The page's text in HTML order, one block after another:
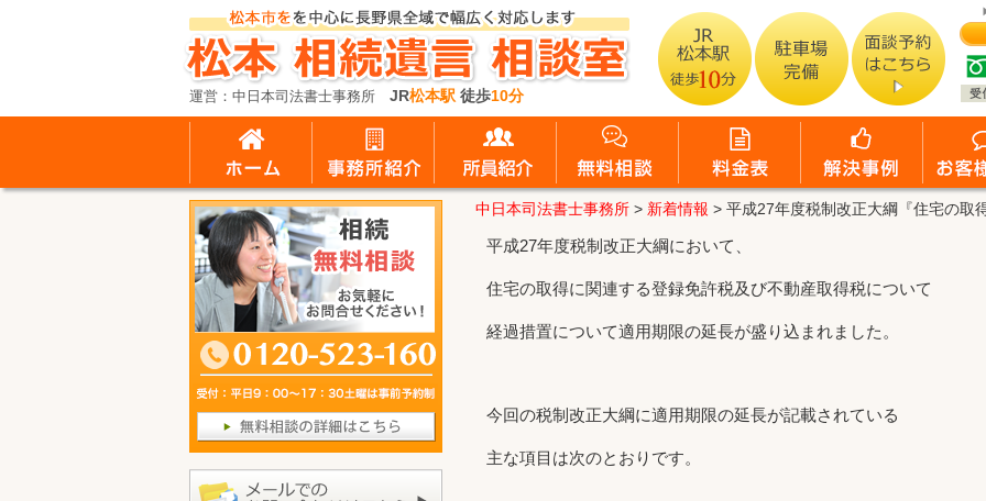
運営：中日本司法書士事務所 JR松本駅 徒歩10分
中日本司法書士事務所 > 新着情報 > 平成27年度税制改正大綱『住宅の取
平成27年度税制改正大綱において、
住宅の取得に関連する登録免許税及び不動産取得税について
経過措置について適用期限の延長が盛り込まれました。
今回の税制改正大綱に適用期限の延長が記載されている
主な項目は次のとおりです。